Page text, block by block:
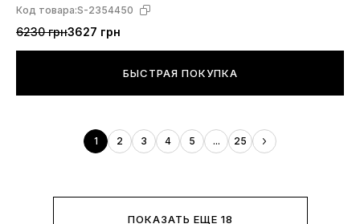
Код товара:S-2354450
6230 грн3627 грн
БЫСТРАЯ ПОКУПКА
1 2 3 4 5 ... 25
ПОКАЗАТЬ ЕЩЕ 18